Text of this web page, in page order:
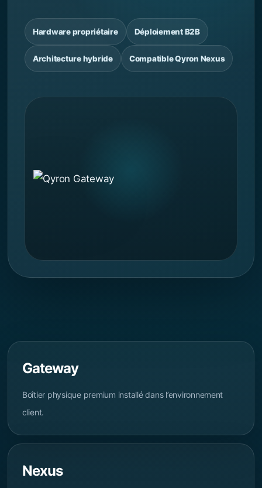
Hardware propriétaire Déploiement B2B
Architecture hybride Compatible Qyron Nexus
Gateway
Boîtier physique premium installé dans l’environnement
client.
Nexus